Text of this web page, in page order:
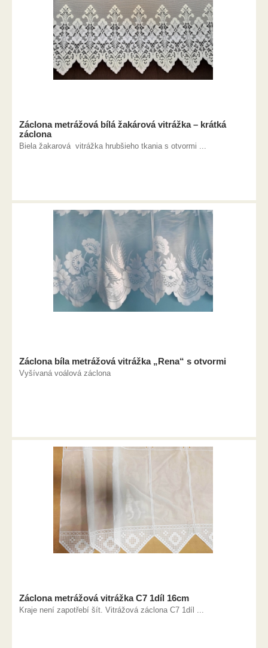
Záclona metrážová bílá žakárová vitrážka – krátká
záclona
Biela žakarová vitrážka hrubšieho tkania s otvormi ...
Záclona bíla metrážová vitrážka „Rena“ s otvormi
Vyšívaná voálová záclona
Záclona metrážová vitrážka C7 1díl 16cm
Kraje není zapotřebí šít. Vitrážová záclona C7 1díl ...